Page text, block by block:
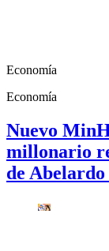
Economía
Economía
Nuevo
millonario
de